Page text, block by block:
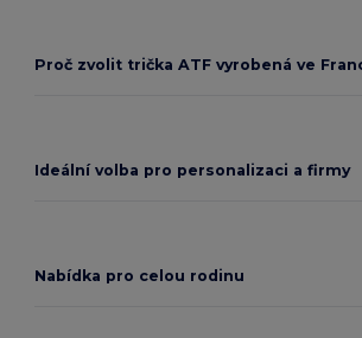
Proč zvolit trička ATF vyrobená ve
Ideální volba pro personalizaci a firmy
Nabídka pro celou rodinu